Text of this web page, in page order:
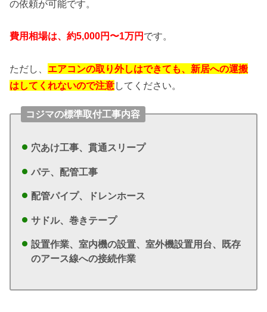
の依頼が可能です。
費用相場は、約5,000円〜1万円 です。
ただし、 エアコンの取り外しはできても、新居への運搬
はしてくれないので注意してください。
コジマの標準取付工事内容
穴あけ工事、 貫通スリープ
パテ、 配管工事
配管パイプ、 ドレンホース
サドル、 巻きテープ
設置作業、 室内機の設置、 室外機設置用台、
既存
のアース線への接続作業